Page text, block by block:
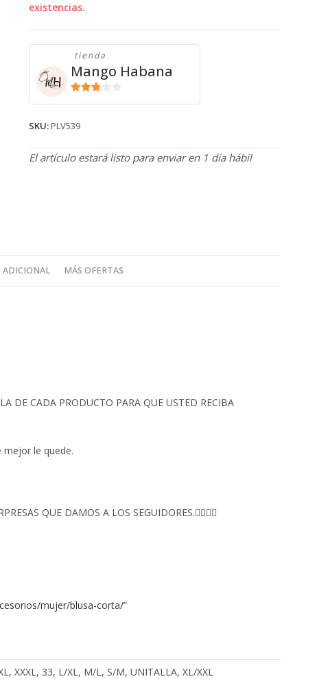
existencias.
tienda
Mango Habana
SKU:PLV539
El artículo estará listo para enviar en 1 día hábil
ADICIONAL MÁS OFERTAS
DE CADA PRODUCTO PARA QUE USTED RECIBA
mejor le quede.
QUE DAMOS A LOS SEGUIDORES.👇🏻👇🏻
mujer/blusa-corta/”
XXXL, 33, L/XL, M/L, S/M, UNITALLA, XL/XXL